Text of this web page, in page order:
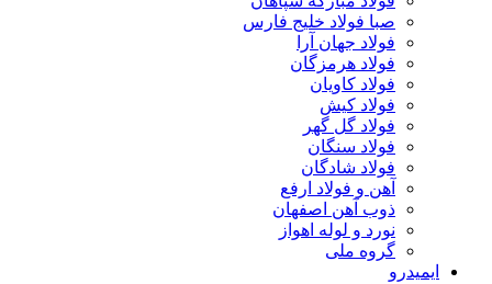
صبا فولاد خلیج فارس
فولاد جهان آرا
فولاد هرمزگان
فولاد کاویان
فولاد کیش
فولاد گل گهر
فولاد سنگان
فولاد شادگان
آهن و فولاد ارفع
ذوب آهن اصفهان
نورد و لوله اهواز
گروه ملی
ایمیدرو